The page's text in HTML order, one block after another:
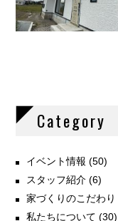
Category
イベント情報 (50)
スタッフ紹介 (6)
家づくりのこだわり
私たちについて (30)